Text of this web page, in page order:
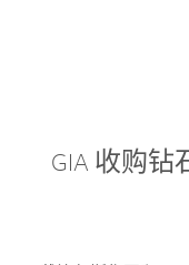
GIA 收购钻